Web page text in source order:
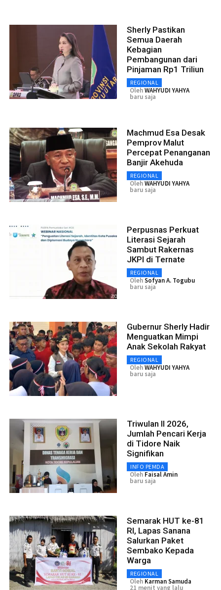
Sherly Pastikan
Semua Daerah
Kebagian
Pembangunan dari
Pinjaman Rp1 Triliun
REGIONAL
OlehWAHYUDI YAHYA
baru saja
Machmud Esa Desak
Pemprov Malut
Percepat Penanganan
Banjir Akehuda
REGIONAL
OlehWAHYUDI YAHYA
baru saja
Perpusnas Perkuat
Literasi Sejarah
Sambut Rakernas
JKPI di Ternate
REGIONAL
OlehSofyan A. Togubu
baru saja
Gubernur Sherly Hadir
Menguatkan Mimpi
Anak Sekolah Rakyat
REGIONAL
OlehWAHYUDI YAHYA
baru saja
Triwulan II 2026,
Jumlah Pencari Kerja
di Tidore Naik
Signifikan
INFO PEMDA
Oleh Faisal Amin
baru saja
Semarak HUT ke-81
RI, Lapas Sanana
Salurkan Paket
Sembako Kepada
Warga
REGIONAL
Oleh Karman Samuda
21 menit yang lalu